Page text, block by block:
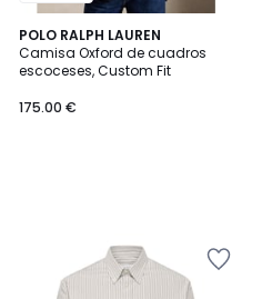
POLO RALPH LAUREN
Camisa Oxford de cuadros
escoceses, Custom Fit
175.00 €